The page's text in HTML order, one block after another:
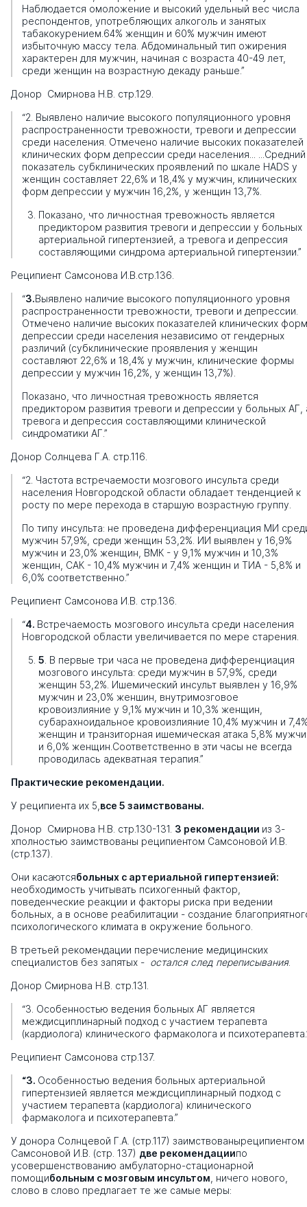
Наблюдается омоложение и высокий удельный вес числа
респондентов, употребляющих алкоголь и занятых
табакокурением. 64% женщин и 60% мужчин имеют
избыточную массу тела. Абдоминальный тип ожирения
характерен для мужчин, начиная с возраста 40-49 лет,
среди женщин на возрастную декаду раньше.”
Донор Смирнова Н.В. стр.129.
“2. Выявлено наличие высокого популяционного уровня
распространенности тревожности, тревоги и депрессии
среди населения. Отмечено наличие высоких показателей
клинических форм депрессии среди населения... ...Средний
показатель субклинических проявлений по шкале НADS у
женщин составляет 22,6% и 18,4% у мужчин, клинических
форм депрессии у мужчин 16,2%, у женщин 13,7%.
Показано, что личностная тревожность является
предиктором развития тревоги и депрессии у больных
артериальной гипертензией, а тревога и депрессия
составляющими синдрома артериальной гипертензии.”
Реципиент Самсонова И.В.стр.136.
“3.Выявлено наличие высокого популяционного уровня
распространенности тревожности, тревоги и депрессии.
Отмечено наличие высоких показателей клинических форм
депрессии среди населения независимо от гендерных
различий (субклинические проявления у женщин
составляют 22,6% и 18,4% у мужчин, клинические формы
депрессии у мужчин 16,2%, у женщин 13,7%).
Показано, что личностная тревожность является
предиктором развития тревоги и депрессии у больных АГ,
тревога и депрессия составляющими клинической
синдроматики АГ.”
Донор Солнцева Г.А. стр.116.
“2. Частота встречаемости мозгового инсульта среди
населения Новгородской области обладает тенденцией к
росту по мере перехода в старшую возрастную группу.
По типу инсульта: не проведена дифференциация МИ
мужчин 57,9%, среди женщин 53,2%. ИИ выявлен у 16,9%
мужчин и 23,0% женщин, ВМК - у 9,1% мужчин и 10,3%
женщин, САК - 10,4% мужчин и 7,4% женщин и ТИА - 5,8% и
6,0% соответственно.”
Реципиент Самсонова И.В. стр.136.
“4. Встречаемость мозгового инсульта среди населения
Новгородской области увеличивается по мере старения.
5 . В первые три часа не проведена дифференциация
мозгового инсульта: среди мужчин в 57,9%, среди
женщин 53,2%. Ишемический инсульт выявлен у 16,9%
мужчин и 23,0% женшин, внутримозговое
кровоизлияние у 9,1% мужчин и 10,3% женщин,
субарахноидальное кровоизлияние 10,4% мужчин и
женщин и транзиторная ишемическая атака 5,8%
и 6,0% женщин. Соответственно в эти часы не всегда
проводилась адекватная терапия.”
Практические рекомендации.
У реципиента их 5, все 5 заимствованы.
Донор Смирнова Н.В. стр.130-131. 3 рекомендации из 3-
хполностью заимствованы реципиентом Самсоновой И.В.
(стр.137).
Они касаютсябольных с артериальной гипертензией:
необходимость учитывать психогенный фактор,
поведенческие реакции и факторы риска при ведении
больных, а в основе реабилитации - создание
психологического климата в окружение больного.
В третьей рекомендации перечисление медицинских
специалистов без запятых - остался след переписывания.
Донор Смирнова Н.В. стр.131.
“3. Особенностью ведения больных АГ является
междисциплинарный подход с участием терапевта
(кардиолога) клинического фармаколога и
Реципиент Самсонова стр.137.
“3. Особенностью ведения больных артериальной
гипертензией является междисциплинарный подход с
участием терапевта (кардиолога) клинического
фармаколога и психотерапевта.”
У донора Солнцевой Г.А. (стр.117) заимствованыреципиентом
Самсоновой И.В. (стр. 137) две рекомендациипо
усовершенствованию амбулаторно-стационарной
помощибольным с мозговым инсультом , ничего нового,
слово в слово предлагает те же самые меры: